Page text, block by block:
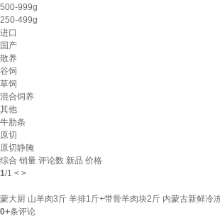
500-999g
250-499g
进口
国产
散养
谷饲
草饲
混合饲养
其他
牛肋条
原切
原切静腌
综合 销量 评论数 新品 价格
1/1 < >
蒙大厨 山羊肉3斤 羊排1斤+带骨羊肉块2斤 内蒙古新鲜冷
0+条评论